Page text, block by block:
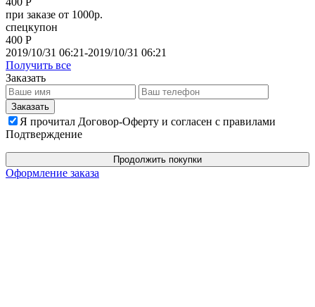
при заказе от 1000р.
спецкупон
400 Р
2019/10/31 06:21-2019/10/31 06:21
Получить все
Заказать
Я прочитал Договор-Оферту и согласен с правилами
Подтверждение
Продолжить покупки
Оформление заказа